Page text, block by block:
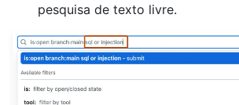
pesquisa de texto livre.